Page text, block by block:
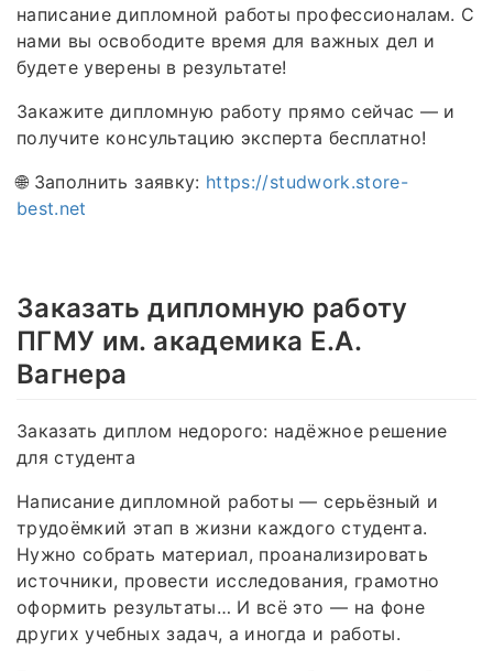
написание дипломной работы профессионалам. С
нами вы освободите время для важных дел и
будете уверены в результате!
Закажите дипломную работу прямо сейчас — и
получите консультацию эксперта бесплатно!
🌐 Заполнить заявку: https://studwork.store-
best.net
Заказать дипломную работу
ПГМУ им. академика Е.А.
Вагнера
Заказать диплом недорого: надёжное решение
для студента
Написание дипломной работы — серьёзный и
трудоёмкий этап в жизни каждого студента.
Нужно собрать материал, проанализировать
источники, провести исследования, грамотно
оформить результаты… И всё это — на фоне
других учебных задач, а иногда и работы.